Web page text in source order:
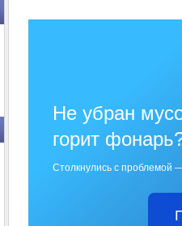
Не убран
горит
Столкнулись с проблемой